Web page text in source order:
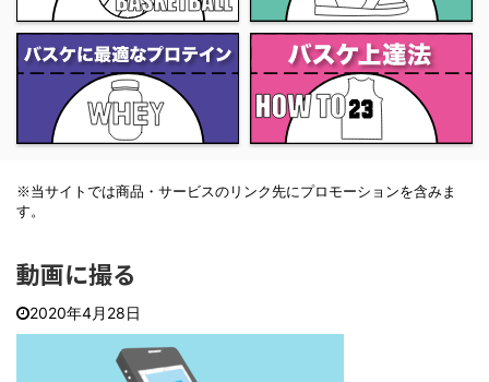
※当サイトでは商品・サービスのリンク先にプロモーションを含みま
す。
動画に撮る
2020年4月28日